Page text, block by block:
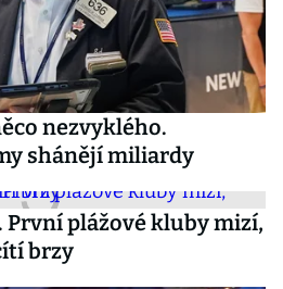
nezvyklého.
shánějí miliardy
plážové kluby mizí,
brzy